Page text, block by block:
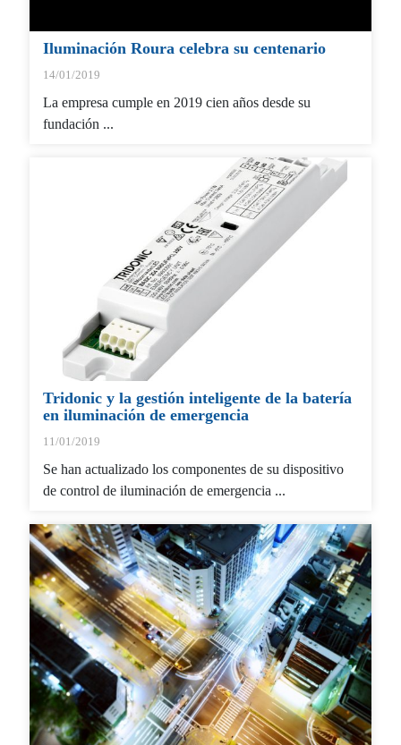
Iluminación Roura celebra su centenario
14/01/2019
La empresa cumple en 2019 cien años desde su
fundación ...
Tridonic y la gestión inteligente de la batería
en iluminación de emergencia
11/01/2019
Se han actualizado los componentes de su dispositivo
de control de iluminación de emergencia ...